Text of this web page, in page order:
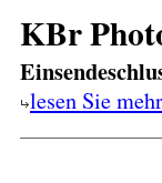
KBr
lesen Sie mehr